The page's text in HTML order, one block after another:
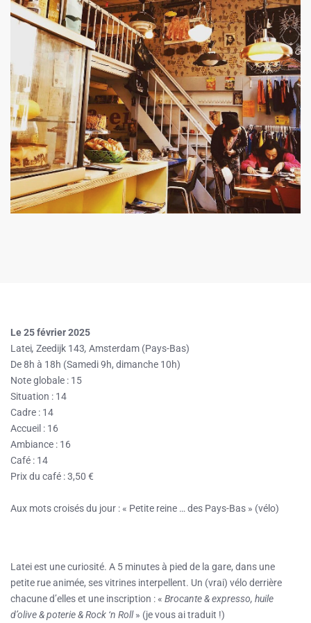
Le 25 février 2025
Latei, Zeedijk 143, Amsterdam (Pays-Bas)
De 8h à 18h (Samedi 9h, dimanche 10h)
Note globale : 15
Situation : 14
Cadre : 14
Accueil : 16
Ambiance : 16
Café : 14
Prix du café : 3,50 €
Aux mots croisés du jour : « Petite reine … des Pays-Bas » (vélo)
Latei est une curiosité. A 5 minutes à pied de la gare, dans une
petite rue animée, ses vitrines interpellent. Un (vrai) vélo derrière
chacune d’elles et une inscription : « Brocante & expresso, huile
d’olive & poterie & Rock ‘n Roll» (je vous ai traduit !)